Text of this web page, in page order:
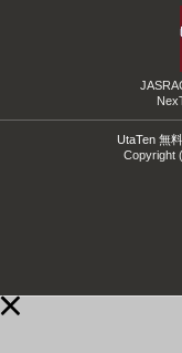
UtaTen 無
Copyright